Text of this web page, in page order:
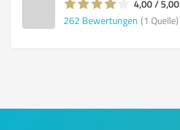
4,00 / 5,00
262 Bewertungen (1 Quelle)